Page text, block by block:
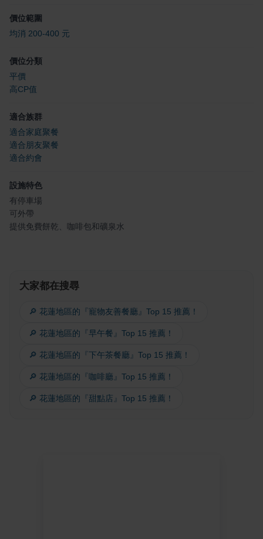
價位範圍
均消 200-400 元
價位分類
平價
高CP值
適合族群
適合家庭聚餐
適合朋友聚餐
適合約會
設施特色
有停車場
可外帶
提供免費餅乾、咖啡包和礦泉水
大家都在搜尋
🔎 花蓮地區的『寵物友善餐廳』Top 15 推薦！
🔎 花蓮地區的『早午餐』Top 15 推薦！
🔎 花蓮地區的『下午茶餐廳』Top 15 推薦！
🔎 花蓮地區的『咖啡廳』Top 15 推薦！
🔎 花蓮地區的『甜點店』Top 15 推薦！